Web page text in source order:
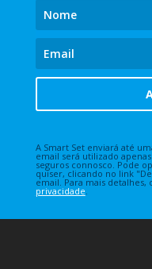
A Smart Set enviará até
email será utilizado
seguros connosco. Pode
quiser, clicando no link
email. Para mais detalhes,
privacidade